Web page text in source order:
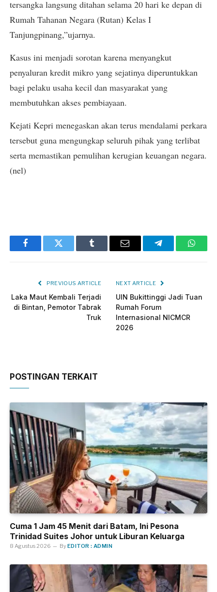
tersangka langsung ditahan selama 20 hari ke depan di
Rumah Tahanan Negara (Rutan) Kelas I
Tanjungpinang,”ujarnya.
Kasus ini menjadi sorotan karena menyangkut
penyaluran kredit mikro yang sejatinya diperuntukkan
bagi pelaku usaha kecil dan masyarakat yang
membutuhkan akses pembiayaan.
Kejati Kepri menegaskan akan terus mendalami perkara
tersebut guna mengungkap seluruh pihak yang terlibat
serta memastikan pemulihan kerugian keuangan negara.
(nel)
FacebookTwitter Tumblr Email Telegram
PREVIOUS ARTICLE
Laka Maut Kembali Terjadi
di Bintan, Pemotor Tabrak
Truk
NEXT ARTICLE
UIN Bukittinggi Jadi Tuan
Rumah Forum
Internasional NICMCR
2026
POSTINGAN TERKAIT
Cuma 1 Jam 45 Menit dari Batam, Ini Pesona
Trinidad Suites Johor untuk Liburan Keluarga
8 Agustus 2026 ByEDITOR : ADMIN